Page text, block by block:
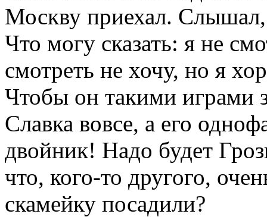
Москву приехал.
Что могу сказать: я не
смотреть не хочу, но я
Чтобы он такими играми
Славка вовсе, а его
двойник! Надо будет
что, кого-то другого,
скамейку посадили?